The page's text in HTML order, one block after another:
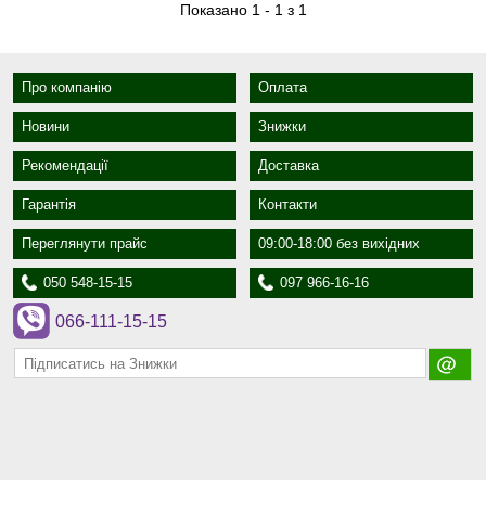
Показано 1 - 1 з 1
Про компанію Оплата
Новини Знижки
Рекомендації Доставка
Гарантія Контакти
Переглянути прайс 09:00-18:00 без вихідних
050 548-15-15 097 966-16-16
066-111-15-15